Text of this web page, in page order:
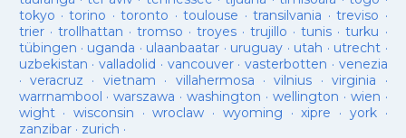
tokyo ·torino ·toronto ·toulouse ·transilvania ·treviso ·
trier· trollhattan · tromso · troyes·trujillo ·tunis ·turku ·
tübingen · uganda · ulaanbaatar · uruguay · utah · utrecht ·
uzbekistan · valladolid · vancouver· vasterbotten · venezia
· veracruz · vietnam · villahermosa ·vilnius ·virginia ·
warrnambool ·warszawa ·washington · wellington · wien ·
wight· wisconsin ·wroclaw · wyoming ·xipre · york·
zanzibar· zurich ·